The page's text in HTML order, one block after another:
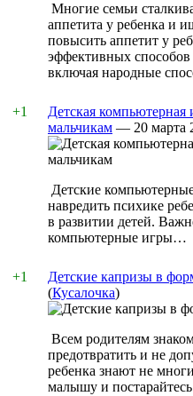
Многие семьи
аппетита у ребенка и
повысить аппетит у
эффективных
включая народные
+1
Детская
мальчикам — 20 марта
Детские
навредить психике
в развитии детей.
компьютерные игры…
+1 Детские капризы в
(Кусалочка)
Всем родителям
предотвратить и не
ребенка знают не
малышу и